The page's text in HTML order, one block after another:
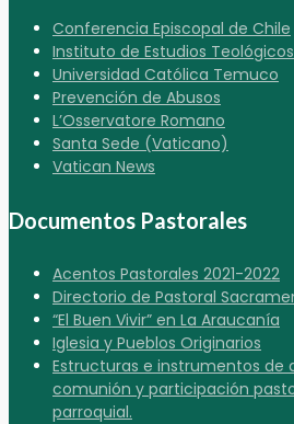
Conferencia Episcopal de Chile
Instituto de Estudios Teológicos
Universidad Católica Temuco
Prevención de Abusos
L’Osservatore Romano
Santa Sede (Vaticano)
Vatican News
Documentos Pastorales
Acentos Pastorales 2021-2022
Directorio de Pastoral
“El Buen Vivir” en La Araucanía
Iglesia y Pueblos Originarios
Estructuras e instrumentos de
comunión y participación
parroquial.